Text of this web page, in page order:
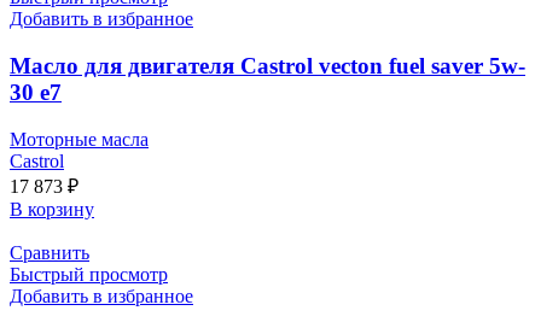
Добавить в избранное
Масло для двигателя Castrol vecton fuel saver 5w-
30 e7
Моторные масла
Castrol
17 873 ₽
В корзину
Сравнить
Быстрый просмотр
Добавить в избранное